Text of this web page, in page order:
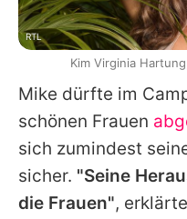
Mike dürfte im
schönen Frauen
sich zumindest
sicher. "Seine
die Frauen",
RTL
Kim Virginia